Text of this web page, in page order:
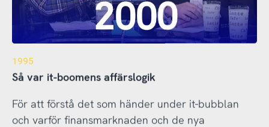
1995
Så var it-boomens affärslogik
För att förstå det som händer under it-bubblan
och varför finansmarknaden och de nya